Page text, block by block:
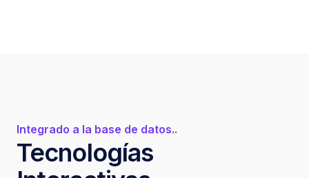
Integrado a la base de datos..
Tecnologías